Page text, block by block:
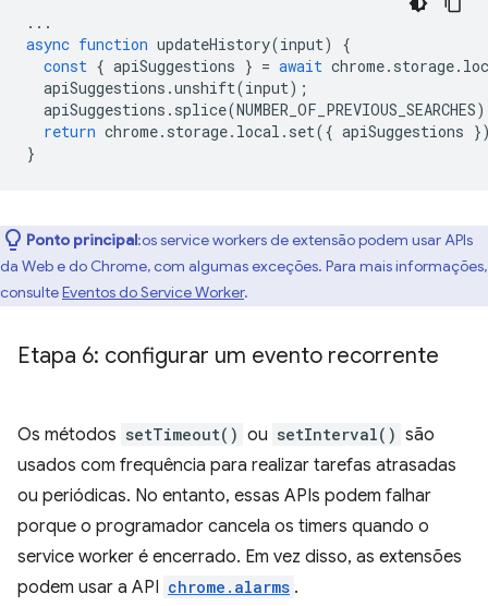
...
async function updateHistory(input)
{
const { apiSuggestions } = await chrome. storage.
apiSuggestions .unshift(input);
apiSuggestions . splice(NUMBER_OF_PREVIOUS_SEARCHES
return chrome. storage. local . set({ apiSuggestions
}
Ponto principal:os service workers de extensão podem usar APIs
da Web e do Chrome, com algumas exceções. Para mais informações,
consulteEventos do Service Worker.
Etapa 6: configurar um evento recorrente
Os métodos setTimeout() ou setInterval() são
usados com frequência para realizar tarefas atrasadas
ou periódicas. No entanto, essas APIs podem falhar
porque o programador cancela os timers quando o
service worker é encerrado. Em vez disso, as extensões
podem usar a API chrome.alarms .